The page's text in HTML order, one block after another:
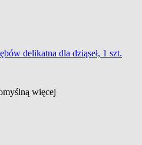
delikatna dla dziąseł, 1 szt.
więcej